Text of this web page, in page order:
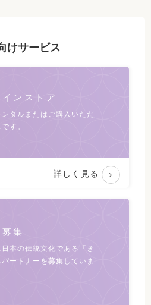
けサービス
ンストア
タルまたは ご購入いただ
す。
詳しく見る
集
本の伝統文化である
「き
ートナーを募集していま